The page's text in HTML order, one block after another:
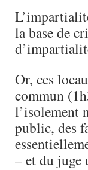
la base de
Or, ces
commun
l’isolement
public, des
– et du